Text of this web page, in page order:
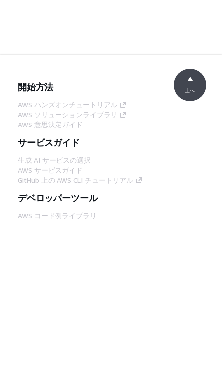
開始方法
AWS ハンズオンチュートリアル
AWS ソリューションライブラリ
AWS 意思決定ガイド
サービスガイド
生成 AI サービスの選択
AWS サービスガイド
GitHub 上の AWS CLI チュートリアル
デベロッパーツール
AWS コード例ライブラリ
上へ